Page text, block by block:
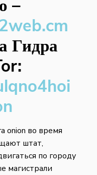
–
Гидра
onion во время
штат,
по городу
магистрали